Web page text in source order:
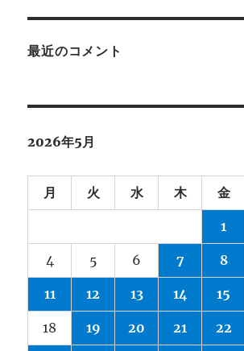
最近のコメント
2026年5月
月 火 水 木 金
1
4 5 6 7 8
11 12 13 14 15
18 19 20 21 22